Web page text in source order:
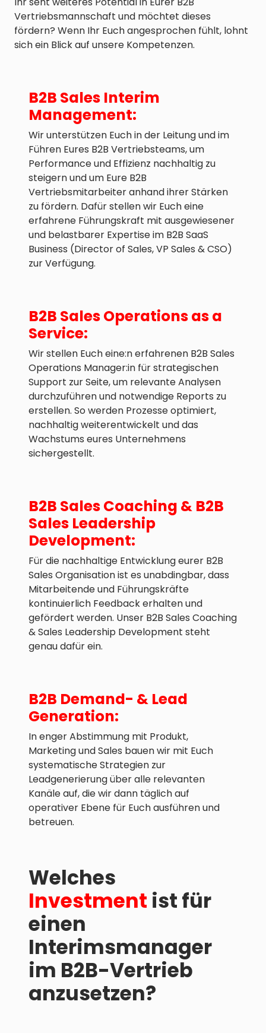
Vertriebsmannschaft und möchtet dieses
fördern? Wenn Ihr Euch angesprochen fühlt, lohnt
sich ein Blick auf unsere Kompetenzen.
B2B Sales Interim
Management:
Wir unterstützen Euch in der Leitung und im
Führen Eures B2B Vertriebsteams, um
Performance und Effizienz nachhaltig zu
steigern und um Eure B2B
Vertriebsmitarbeiter anhand ihrer Stärken
zu fördern. Dafür stellen wir Euch eine
erfahrene Führungskraft mit ausgewiesener
und belastbarer Expertise im B2B SaaS
Business (Director of Sales, VP Sales & CSO)
zur Verfügung.
B2B Sales Operations as a
Service:
Wir stellen Euch eine:n erfahrenen B2B Sales
Operations Manager:in für strategischen
Support zur Seite, um relevante Analysen
durchzuführen und notwendige Reports zu
erstellen. So werden Prozesse optimiert,
nachhaltig weiterentwickelt und das
Wachstums eures Unternehmens
sichergestellt.
B2B Sales Coaching & B2B
Sales Leadership
Development:
‍Für die nachhaltige Entwicklung eurer B2B
Sales Organisation ist es unabdingbar, dass
Mitarbeitende und Führungskräfte
kontinuierlich Feedback erhalten und
gefördert werden. Unser B2B Sales Coaching
& Sales Leadership Development steht
genau dafür ein.
B2B Demand- & Lead
Generation:
In enger Abstimmung mit Produkt,
Marketing und Sales bauen wir mit Euch
systematische Strategien zur
Leadgenerierung über alle relevanten
Kanäle auf, die wir dann täglich auf
operativer Ebene für Euch ausführen und
betreuen.
Welches
Investment ist für
einen
Interimsmanager
im B2B-Vertrieb
anzusetzen?